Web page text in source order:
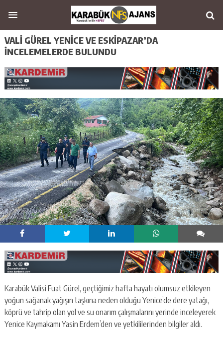
VALİ GÜREL YENİCE VE ESKİPAZAR’DA
İNCELEMELERDE BULUNDU
Karabük Valisi Fuat Gürel, geçtiğimiz hafta hayatı olumsuz etkileyen
yoğun sağanak yağışın taşkına neden olduğu Yenice’de dere yatağı,
köprü ve tahrip olan yol ve su onarım çalışmalarını yerinde inceleyerek
Yenice Kaymakamı Yasin Erdem’den ve yetkililerinden bilgiler aldı.